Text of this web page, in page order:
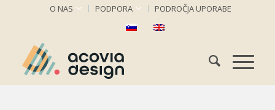
O NAS PODPORA PODROČJA UPORABE